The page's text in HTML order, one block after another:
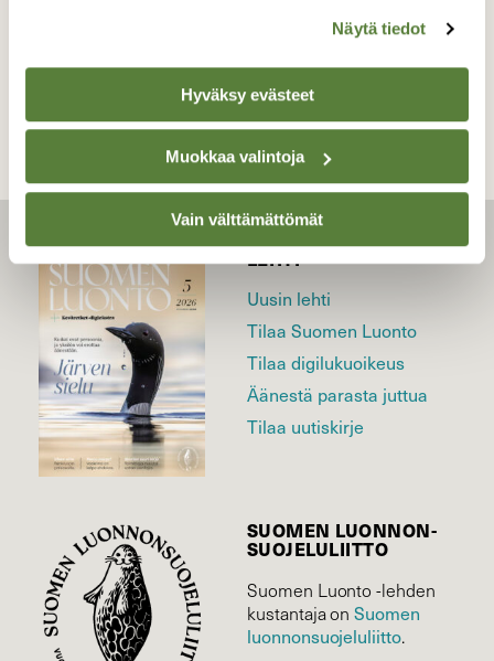
Näytä tiedot
Hyväksy evästeet
Muokkaa valintoja
Vain välttämättömät
LEHTI
Uusin lehti
Tilaa Suomen Luonto
Tilaa digilukuoikeus
Äänestä parasta juttua
Tilaa uutiskirje
SUOMEN LUONNON­
SUOJELU­LIITTO
Suomen Luonto -lehden
kustantaja onSuomen
luonnonsuojelu­liitto.